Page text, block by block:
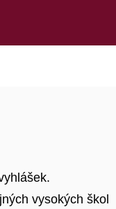
vysokých škol